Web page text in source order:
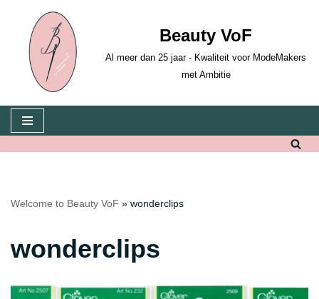
Skip
content
Beauty VoF
Al meer dan 25 jaar - Kwaliteit voor ModeMakers
met Ambitie
Welcome to Beauty VoF » wonderclips
wonderclips